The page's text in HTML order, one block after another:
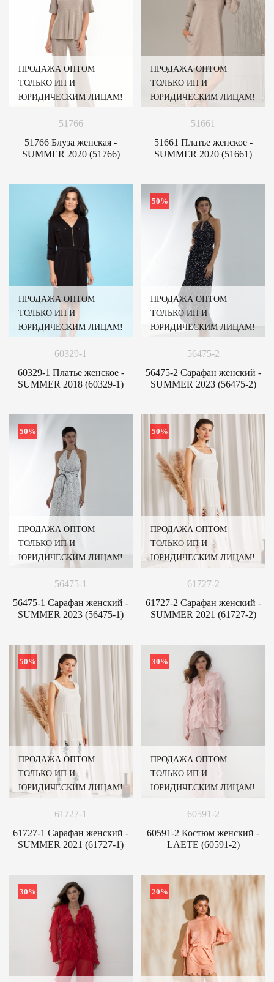
ПРОДАЖА ОПТОМ
ТОЛЬКО ИП И
ЮРИДИЧЕСКИМ ЛИЦАМ!
51766
51766 Блуза женская -
SUMMER 2020 (51766)
ПРОДАЖА ОПТОМ
ТОЛЬКО ИП И
ЮРИДИЧЕСКИМ ЛИЦАМ!
51661
51661 Платье женское -
SUMMER 2020 (51661)
ПРОДАЖА ОПТОМ
ТОЛЬКО ИП И
ЮРИДИЧЕСКИМ ЛИЦАМ!
60329-1
60329-1 Платье женское -
SUMMER 2018 (60329-1)
50%
ПРОДАЖА ОПТОМ
ТОЛЬКО ИП И
ЮРИДИЧЕСКИМ ЛИЦАМ!
56475-2
56475-2 Сарафан женский -
SUMMER 2023 (56475-2)
50%
ПРОДАЖА ОПТОМ
ТОЛЬКО ИП И
ЮРИДИЧЕСКИМ ЛИЦАМ!
56475-1
56475-1 Сарафан женский -
SUMMER 2023 (56475-1)
50%
ПРОДАЖА ОПТОМ
ТОЛЬКО ИП И
ЮРИДИЧЕСКИМ ЛИЦАМ!
61727-2
61727-2 Сарафан женский -
SUMMER 2021 (61727-2)
50%
ПРОДАЖА ОПТОМ
ТОЛЬКО ИП И
ЮРИДИЧЕСКИМ ЛИЦАМ!
61727-1
61727-1 Сарафан женский -
SUMMER 2021 (61727-1)
30%
ПРОДАЖА ОПТОМ
ТОЛЬКО ИП И
ЮРИДИЧЕСКИМ ЛИЦАМ!
60591-2
60591-2 Костюм женский -
LAETE (60591-2)
30% 20%